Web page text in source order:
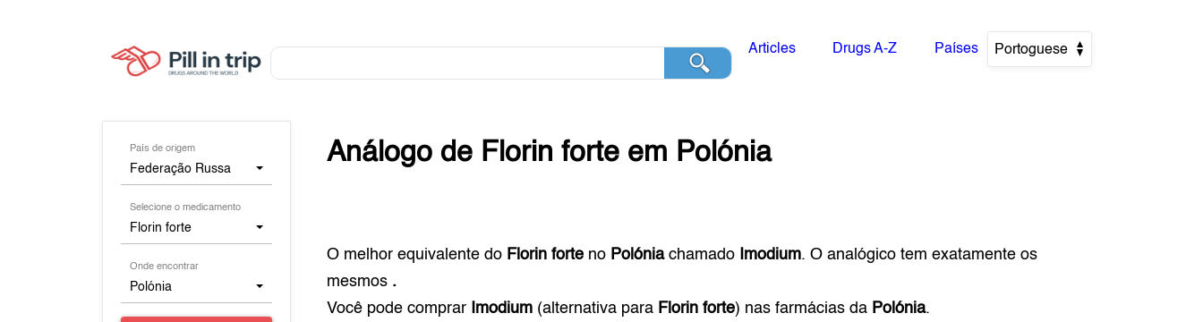
Articles Drugs A-Z Países Portoguese
País de origem
Federação Russa
Selecione o medicamento
Florin forte
Onde encontrar
Polónia
Análogo de Florin forte em Polónia
O melhor equivalente do Florin forte no Polóniachamado Imodium. O analógico tem exatamente os
mesmos .
Você pode comprar
Imodium (alternativa para Florin forte) nas farmácias da Polónia.